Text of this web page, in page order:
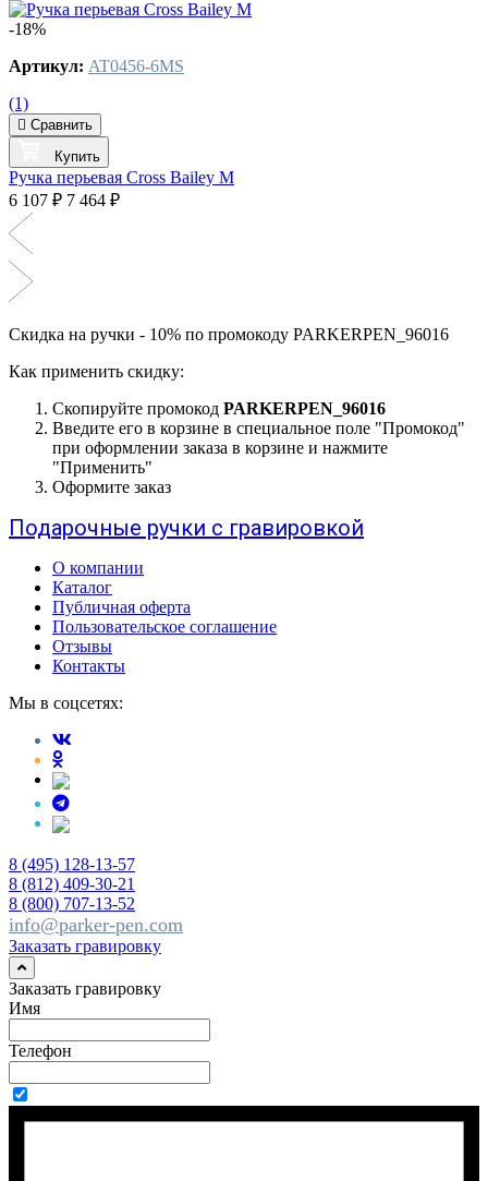
-18%
Артикул: AT0456-6MS
(1)
Сравнить
Купить
Ручка перьевая Cross Bailey M
6 107 ₽ 7 464 ₽
Скидка на ручки - 10% по промокоду PARKERPEN_96016
Как применить скидку:
Скопируйте промокод PARKERPEN_96016
Введите его в корзине в специальное поле "Промокод"
при оформлении заказа в корзине и нажмите
"Применить"
Оформите заказ
Подарочные ручки с гравировкой
О компании
Каталог
Публичная оферта
Пользовательское соглашение
Отзывы
Контакты
Мы в соцсетях:
8 (495) 128-13-57
8 (812) 409-30-21
8 (800) 707-13-52
info@parker-pen.com
Заказать гравировку
Заказать гравировку
Имя
Телефон